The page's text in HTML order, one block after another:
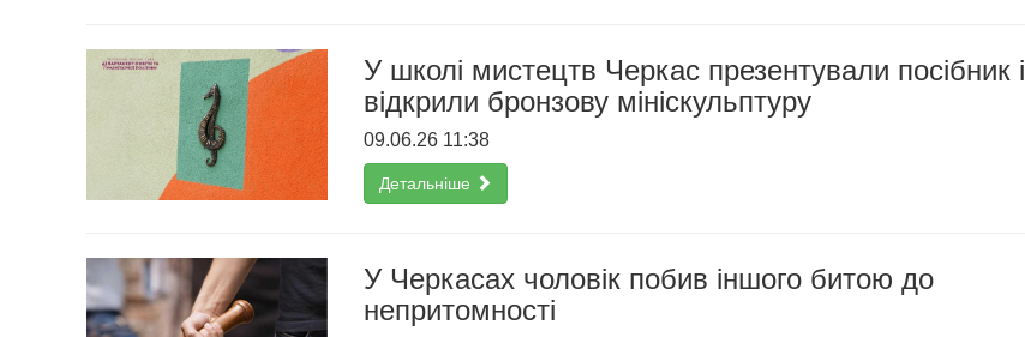
У школі мистецтв Черкас презентували посібник і
відкрили бронзову мініскульптуру
09.06.26 11:38
Детальніше
У Черкасах чоловік побив іншого битою до
непритомності